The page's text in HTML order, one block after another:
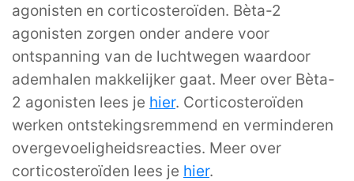
agonisten en corticosteroïden. Bèta-2
agonisten zorgen onder andere voor
ontspanning van de luchtwegen waardoor
ademhalen makkelijker gaat. Meer over Bèta-
2 agonisten lees je hier. Corticosteroïden
werken ontstekingsremmend en verminderen
overgevoeligheidsreacties. Meer over
corticosteroïden lees je hier.